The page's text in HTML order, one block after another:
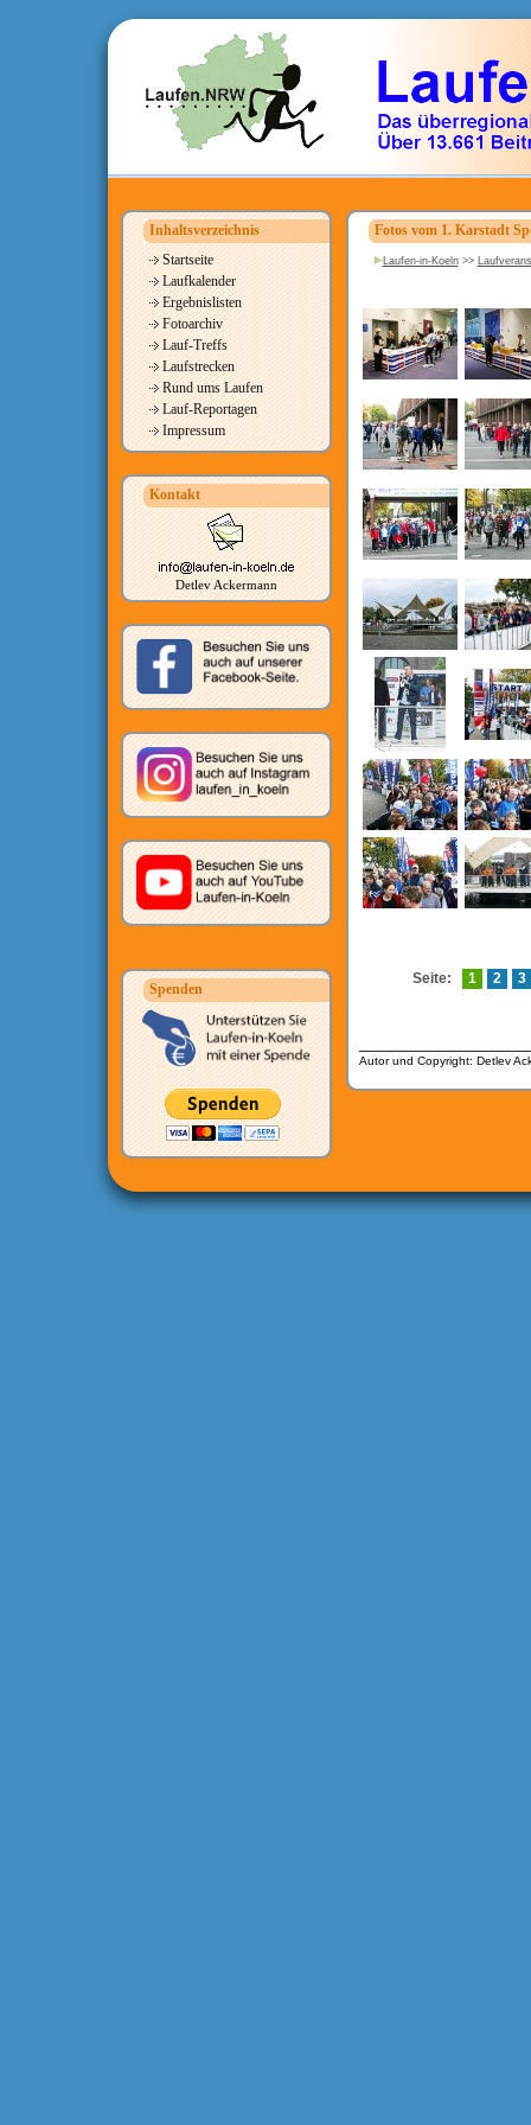
Inhaltsverzeichnis
Startseite
Laufkalender
Ergebnislisten
Fotoarchiv
Lauf-Treffs
Laufstrecken
Rund ums Laufen
Lauf-Reportagen
Impressum
Kontakt
Detlev Ackermann
Spenden
Fotos vom 1. Karstadt
Laufen-in-Koeln>>
Seite: 1 2 3
Autor und Copyright: Detlev